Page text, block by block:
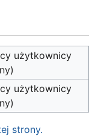
użytkownicy
użytkownicy
strony.